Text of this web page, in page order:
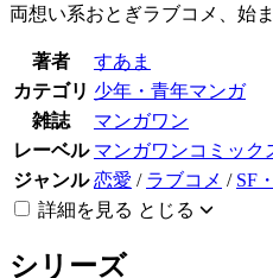
両想い系おとぎラブコメ、始
著者
すあま
カテゴリ 少年・青年マンガ
雑誌
マンガワン
レーベル マンガワンコミック
ジャンル 恋愛 / ラブコメ / SF
詳細を見る とじる
シリーズ